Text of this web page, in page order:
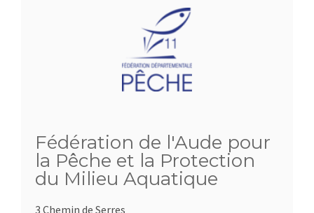
Fédération de l'Aude pour
la Pêche et la Protection
du Milieu Aquatique
3 Chemin de Serres